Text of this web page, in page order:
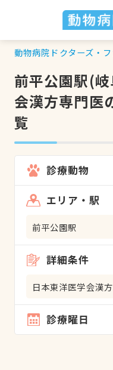
動物病院ドクターズ・
前平公園駅(
会漢方専門医
覧
診療動物
エリア・駅
前平公園駅
詳細条件
日本東洋医学会漢
診療曜日